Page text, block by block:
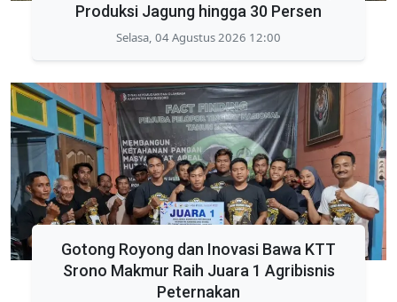
Produksi Jagung hingga 30 Persen
Selasa, 04 Agustus 2026 12:00
Gotong Royong dan Inovasi Bawa KTT
Srono Makmur Raih Juara 1 Agribisnis
Peternakan